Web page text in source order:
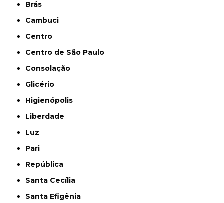
Brás
Cambuci
Centro
Centro de São Paulo
Consolação
Glicério
Higienópolis
Liberdade
Luz
Pari
República
Santa Cecília
Santa Efigênia